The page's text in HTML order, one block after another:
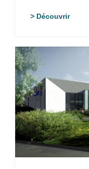
> Découvrir